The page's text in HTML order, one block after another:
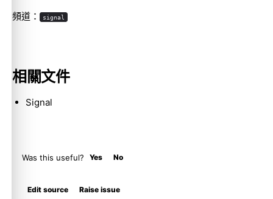
頻道： signal
相關文件
Signal
Was this useful? Yes No
Edit source Raise issue